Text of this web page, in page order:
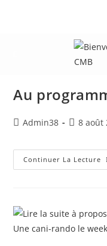
Au
Auteur/autrice
la
publication :
Admin38 8 août
Continuer La Lecture